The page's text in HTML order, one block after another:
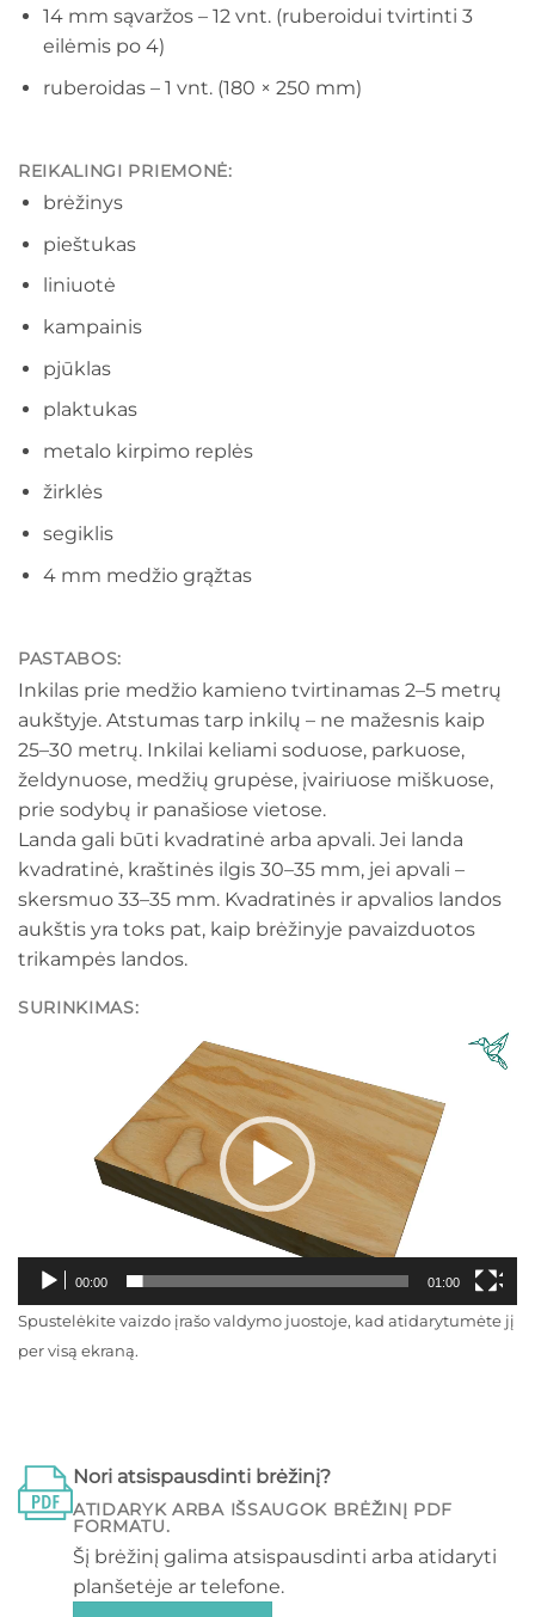
14 mm sąvaržos – 12 vnt. (ruberoidui tvirtinti 3
eilėmis po 4)
ruberoidas – 1 vnt. (180 × 250 mm)
REIKALINGI PRIEMONĖ:
brėžinys
pieštukas
liniuotė
kampainis
pjūklas
plaktukas
metalo kirpimo replės
žirklės
segiklis
4 mm medžio grąžtas
PASTABOS:
Inkilas prie medžio kamieno tvirtinamas 2–5 metrų
aukštyje. Atstumas tarp inkilų – ne mažesnis kaip
25–30 metrų. Inkilai keliami soduose, parkuose,
želdynuose, medžių grupėse, įvairiuose miškuose,
prie sodybų ir panašiose vietose.
Landa gali būti kvadratinė arba apvali. Jei landa
kvadratinė, kraštinės ilgis 30–35 mm, jei apvali –
skersmuo 33–35 mm. Kvadratinės ir apvalios landos
aukštis yra toks pat, kaip brėžinyje pavaizduotos
trikampės landos.
SURINKIMAS:
00:00 01:00
Spustelėkite vaizdo įrašo valdymo juostoje, kad atidarytumėte jį
per visą ekraną.
Nori atsispausdinti brėžinį?
ATIDARYK ARBA IŠSAUGOK BRĖŽINĮ PDF
FORMATU.
Šį brėžinį galima atsispausdinti arba atidaryti
planšetėje ar telefone.